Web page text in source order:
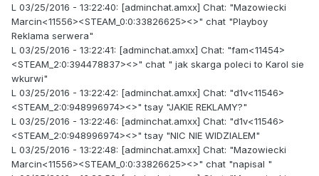
L 03/25/2016 - 13:22:40: [adminchat.amxx] Chat: "Mazowiecki
Marcin<11556><STEAM_0:0:33826625><>" chat "Playboy
Reklama serwera"
L 03/25/2016 - 13:22:41: [adminchat.amxx] Chat: "fam<11454>
<STEAM_2:0:394478837><>" chat " jak skarga poleci to Karol sie
wkurwi"
L 03/25/2016 - 13:22:42: [adminchat.amxx] Chat: "d1v<11546>
<STEAM_2:0:948996974><>" tsay "JAKIE REKLAMY?"
L 03/25/2016 - 13:22:46: [adminchat.amxx] Chat: "d1v<11546>
<STEAM_2:0:948996974><>" tsay "NIC NIE WIDZIALEM"
L 03/25/2016 - 13:22:48: [adminchat.amxx] Chat: "Mazowiecki
Marcin<11556><STEAM_0:0:33826625><>" chat "napisal "